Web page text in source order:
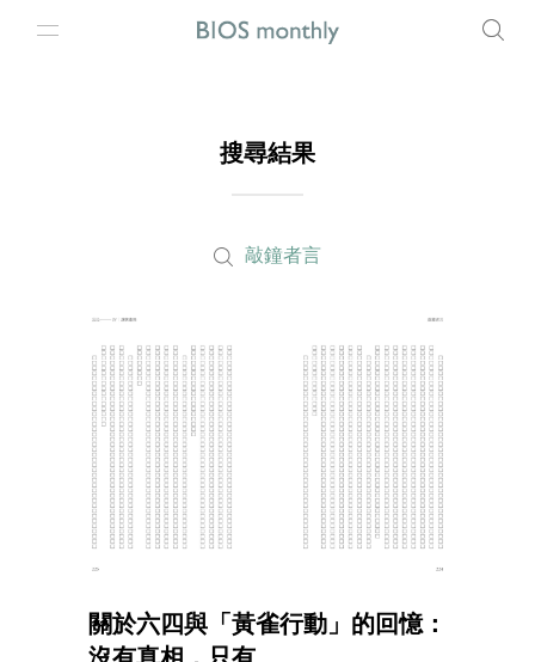
搜尋結果
敲鐘者言
關於六四與「黃雀行動」的回憶：